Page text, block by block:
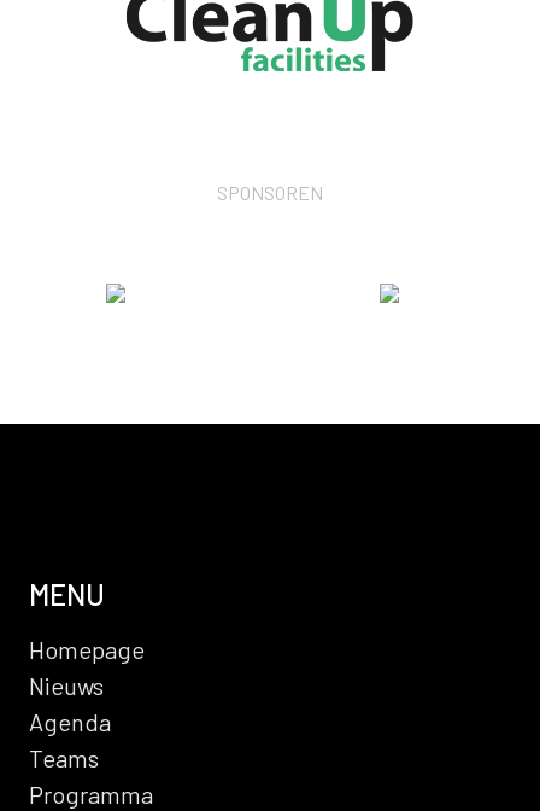
SPONSOREN
MENU
Homepage
Nieuws
Agenda
Teams
Programma